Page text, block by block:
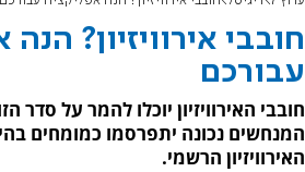
חובבי אירוויזיון?
עבורכם
חובבי האירוויזיון יוכלו להמר על סדר
המנחשים נכונה יתפרסמו כמומחים
האירוויזיון הרשמי.